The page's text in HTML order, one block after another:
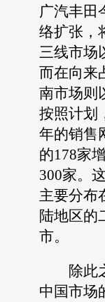
广汽丰田
络扩张，
三线市场
而在向来
南市场则
按照计划
年的销售
的178家
300家。
主要分布
陆地区的
市。
除此
中国市场